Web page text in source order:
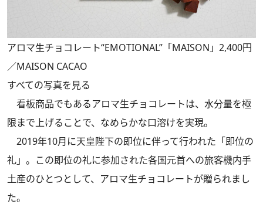
アロマ生チョコレート“EMOTIONAL”「MAISON」2,400円
／MAISON CACAO
すべての写真を見る
看板商品でもあるアロマ生チョコレートは、水分量を極
限まで上げることで、なめらかな口溶けを実現。
2019年10月に天皇陛下の即位に伴って行われた「即位の
礼」。この即位の礼に参加された各国元首への旅客機内手
土産のひとつとして、アロマ生チョコレートが贈られまし
た。